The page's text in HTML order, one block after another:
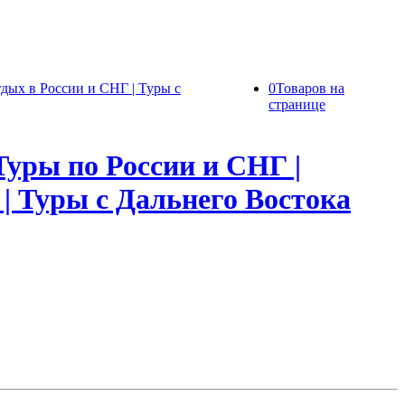
0Товаров на
странице